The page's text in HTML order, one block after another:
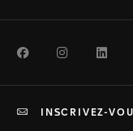
FacebookInstagram
INSCRIVEZ-